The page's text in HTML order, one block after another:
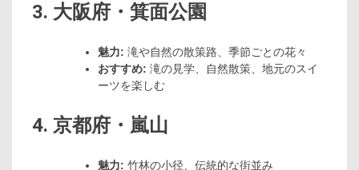
3. 大阪府・箕面公園
魅力: 滝や自然の散策路、季節ごとの花々
おすすめ: 滝の見学、自然散策、地元のスイ
ーツを楽しむ
4. 京都府・嵐山
魅力: 竹林の小径、伝統的な街並み